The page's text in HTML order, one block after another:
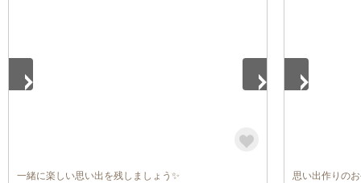
一緒に楽しい思い出を残しましょう✨ 思い出作りの